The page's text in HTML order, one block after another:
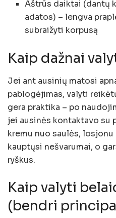
Aštrūs daiktai (dantų
adatos) – lengva
subraižyti korpusą
Kaip dažnai
Jei ant ausinių matosi
pablogėjimas, valyti
gera praktika – po
jei ausinės kontaktavo su
kremu nuo saulės, losjonu
kauptųsi nešvarumai, o
ryškus.
Kaip valyti
(bendri